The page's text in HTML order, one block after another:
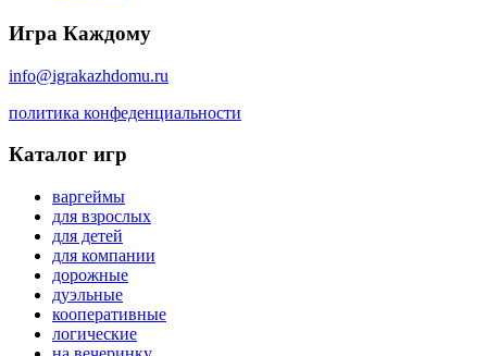
Игра Каждому
info@igrakazhdomu.ru
политика конфеденциальности
Каталог игр
варгеймы
для взрослых
для детей
для компании
дорожные
дуэльные
кооперативные
логические